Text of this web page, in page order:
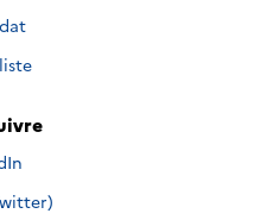
sur
sur